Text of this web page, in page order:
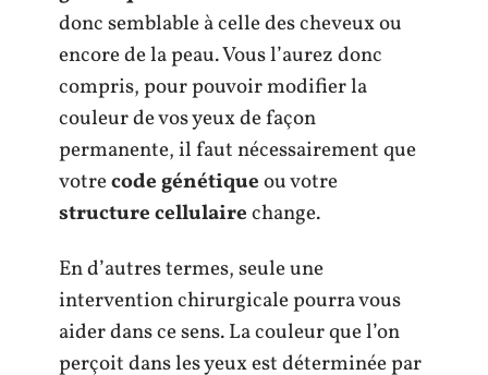
donc semblable à celle des cheveux ou
encore de la peau. Vous l’aurez donc
compris, pour pouvoir modifier la
couleur de vos yeux de façon
permanente, il faut nécessairement que
votrecode génétiqueou votre
structure cellulairechange.
En d’autres termes, seule une
intervention chirurgicale pourra vous
aider dans ce sens. La couleur que l’on
perçoit dans les yeux est déterminée par